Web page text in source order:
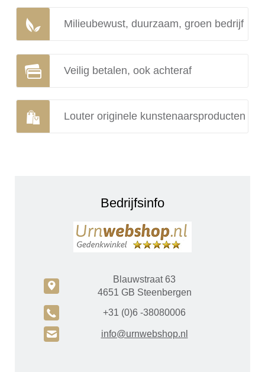
Milieubewust, duurzaam, groen bedrijf
Veilig betalen, ook achteraf
Louter originele kunstenaarsproducten
Bedrijfsinfo
c
Blauwstraat 63
4651 GB Steenbergen
A +31 (0)6 -38080006
H info@urnwebshop.nl